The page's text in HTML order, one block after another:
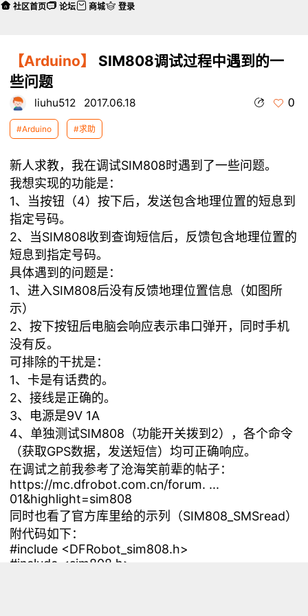
【Arduino】
SIM808调试过程中遇到的一
些问题
liuhu512 2017.06.18 0
#Arduino #求助
新人求教，我在调试SIM808时遇到了一些问题。
我想实现的功能是：
1、当按钮（4）按下后，发送包含地理位置的短息到
指定号码。
2、当SIM808收到查询短信后，反馈包含地理位置的
短息到指定号码。
具体遇到的问题是：
1、进入SIM808后没有反馈地理位置信息（如图所
示）
2、按下按钮后电脑会响应表示串口弹开，同时手机
没有反。
可排除的干扰是：
1、卡是有话费的。
2、接线是正确的。
3、电源是9V 1A
4、单独测试SIM808（功能开关拨到2），各个命令
（获取GPS数据，发送短信）均可正确响应。
在调试之前我参考了沧海笑前辈的帖子：
https://mc.dfrobot.com.cn/forum. ...
01&highlight=sim808
同时也看了官方库里给的示列（SIM808_SMSread）
附代码如下：
#include <DFRobot_sim808.h>
#include <sim808.h>
社区首页 论坛 商城 登录